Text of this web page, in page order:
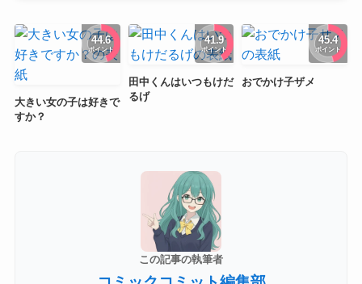
44.6
ポイント
大きい女の子は好きで
すか？
41.9
ポイント
田中くんはいつもけだ
るげ
45.4
ポイント
おでかけ子ザメ
この記事の執筆者